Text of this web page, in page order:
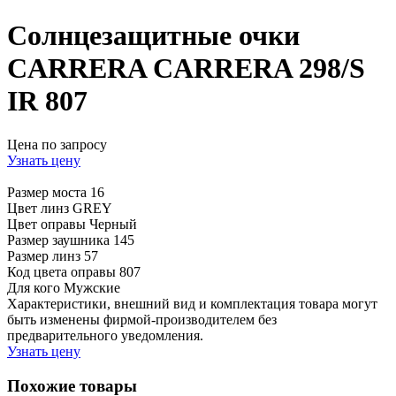
Солнцезащитные очки
CARRERA CARRERA 298/S
IR 807
Цена по запросу
Узнать цену
Размер моста 16
Цвет линз GREY
Цвет оправы Черный
Размер заушника 145
Размер линз 57
Код цвета оправы 807
Для кого Мужские
Характеристики, внешний вид и комплектация товара могут
быть изменены фирмой-производителем без
предварительного уведомления.
Узнать цену
Похожие товары